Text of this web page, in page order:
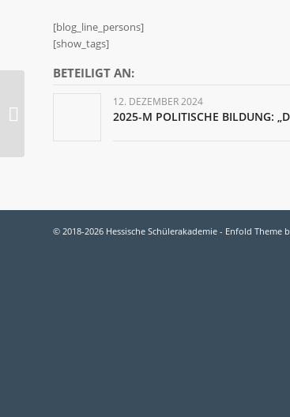
[blog_line_persons]
[show_tags]
BETEILIGT AN:
12. DEZEMBER 2024
2025-M POLITISCHE BILDUNG:
© 2018-2026 Hessische Schülerakademie - Enfold Theme